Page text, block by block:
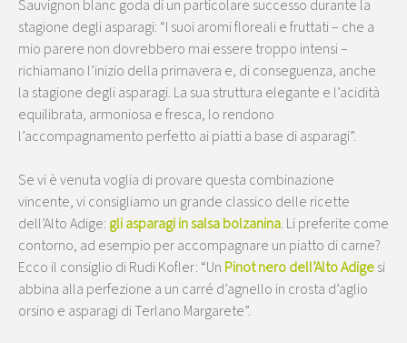
Sauvignon blanc goda di un particolare successo durante la
stagione degli asparagi: “I suoi aromi floreali e fruttati – che a
mio parere non dovrebbero mai essere troppo intensi –
richiamano l’inizio della primavera e, di conseguenza, anche
la stagione degli asparagi. La sua struttura elegante e l’acidità
equilibrata, armoniosa e fresca, lo rendono
l’accompagnamento perfetto ai piatti a base di asparagi”.
Se vi è venuta voglia di provare questa combinazione
vincente, vi consigliamo un grande classico delle ricette
dell’Alto Adige: gli asparagi in salsa bolzanina. Li preferite come
contorno, ad esempio per accompagnare un piatto di carne?
Ecco il consiglio di Rudi Kofler: “Un Pinot nero dell’Alto Adigesi
abbina alla perfezione a un carré d’agnello in crosta d’aglio
orsino e asparagi di Terlano Margarete”.